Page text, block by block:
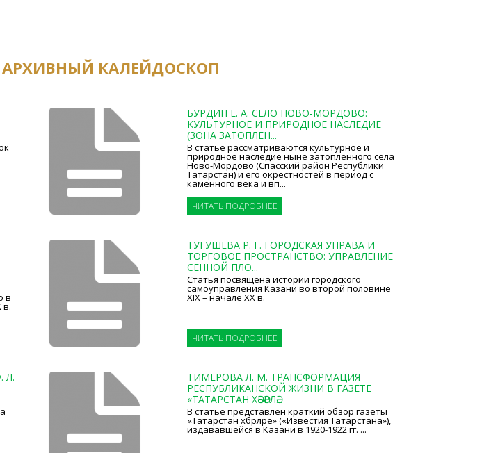
КАЛЕЙДОСКОП
БУРДИН Е. А. СЕЛО НОВО-МОРДОВО:
КУЛЬТУРНОЕ И ПРИРОДНОЕ НАСЛЕДИЕ
(ЗОНА ЗАТОПЛЕН...
В статье рассматриваются культурное и
природное наследие ныне затопленного села
Ново-Мордово (Спасский район Республики
Татарстан) и его окрестностей в период с
каменного века и вп...
ЧИТАТЬ ПОДРОБНЕЕ
в
в.
ТУГУШЕВА Р. Г. ГОРОДСКАЯ УПРАВА И
ТОРГОВОЕ ПРОСТРАНСТВО: УПРАВЛЕНИЕ
СЕННОЙ ПЛО...
Статья посвящена истории городского
самоуправления Казани во второй половине
XIX – начале XX в.
ЧИТАТЬ ПОДРОБНЕЕ
Л.
ТИМЕРОВА Л. М. ТРАНСФОРМАЦИЯ
РЕСПУБЛИКАНСКОЙ ЖИЗНИ В ГАЗЕТЕ
«ТАТАРСТАН ХӘБӘРЛӘ...
В статье представлен краткий обзор газеты
«Татарстан хәбәрләре» («Известия Татарстана»),
издававшейся в Казани в 1920-1922 гг. ...